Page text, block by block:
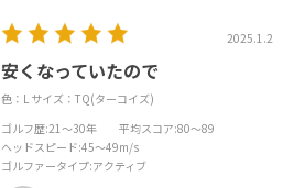
2025.1.2
安くなっていたので
色：L サイズ：TQ(ターコイズ)
ゴルフ歴:21～30年 平均スコア:80～89
ヘッドスピード:45～49m/s
ゴルファータイプ:アクティブ